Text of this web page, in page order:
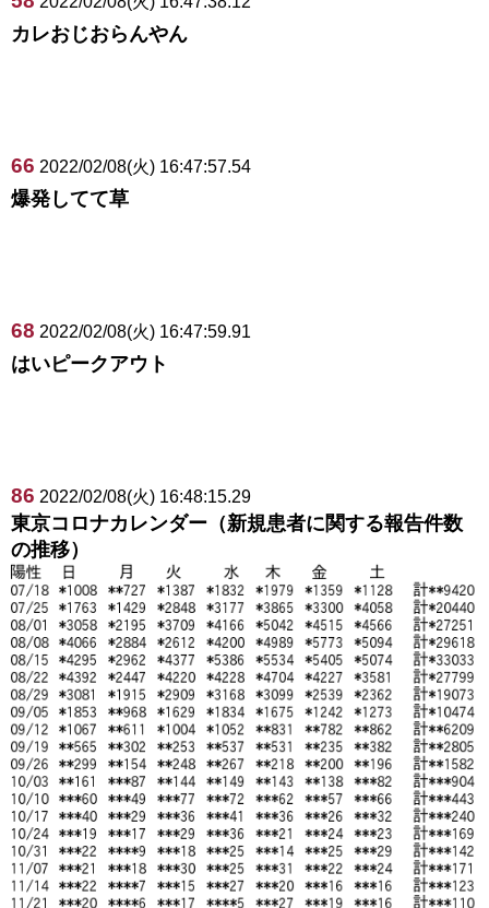
カレおじおらんやん
66 2022/02/08(火) 16:47:57.54
爆発してて草
68 2022/02/08(火) 16:47:59.91
はいピークアウト
86 2022/02/08(火) 16:48:15.29
東京コロナカレンダー（新規患者に関する報告件数
の推移）